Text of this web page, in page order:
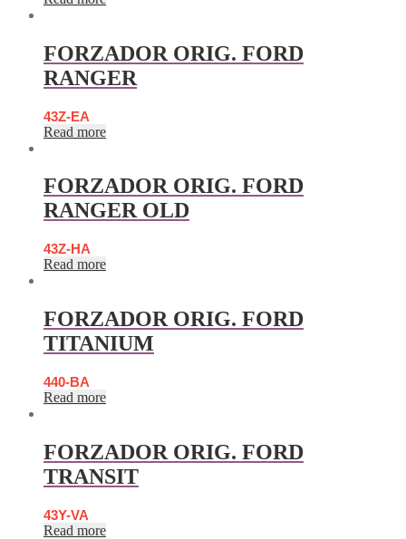
FORZADOR ORIG. FORD
RANGER
43Z-EA
Read more
FORZADOR ORIG. FORD
RANGER OLD
43Z-HA
Read more
FORZADOR ORIG. FORD
TITANIUM
440-BA
Read more
FORZADOR ORIG. FORD
TRANSIT
43Y-VA
Read more